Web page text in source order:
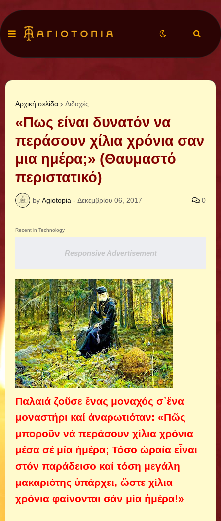
Αρχική σελίδα Διδαχές
«Πως είναι δυνατόν να
περάσουν χίλια χρόνια σαν
μια ημέρα;» (Θαυμαστό
περιστατικό)
by Agiotopia - Δεκεμβρίου 06, 2017 0
Recent in Technology
Responsive Advertisement
Παλαιά ζοῦσε ἕνας μοναχός σ᾿ἕνα
μοναστήρι καί ἀναρωτιόταν: «Πῶς
μποροῦν νά περάσουν χίλια χρόνια
μέσα σέ μία ἡμέρα; Τόσο ὡραία εἶναι
στόν παράδεισο καί τόση μεγάλη
μακαριότης ὑπάρχει, ὥστε χίλια
χρόνια φαίνονται σάν μία ἡμέρα!»